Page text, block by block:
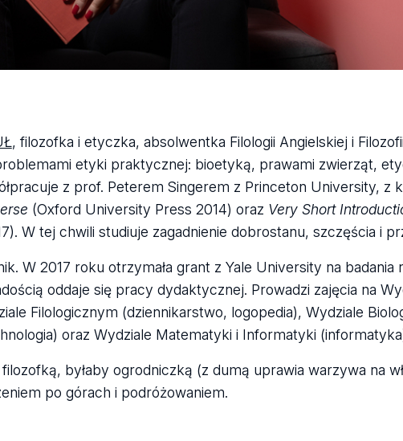
, filozofka i etyczka, absolwentka Filologii Angielskiej i
etyki praktycznej: bioetyką, prawami zwierząt,
z prof. Peterem Singerem z Princeton University, z
(Oxford University Press 2014) oraz Very Short
W tej chwili studiuje zagadnienie dobrostanu, szczęścia i
W 2017 roku otrzymała grant z Yale University na badania
oddaje się pracy dydaktycznej. Prowadzi zajęcia na
Filologicznym (dziennikarstwo, logopedia), Wydziale
oraz Wydziale Matematyki i Informatyki
byłaby ogrodniczką (z dumą uprawia warzywa na
po górach i podróżowaniem.